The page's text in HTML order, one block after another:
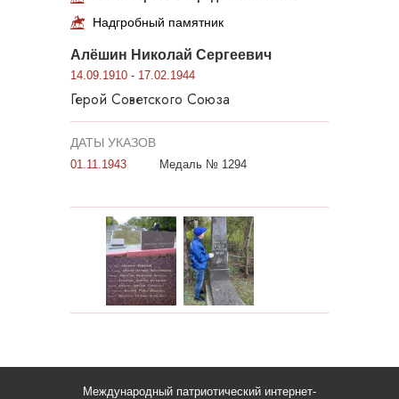
Надгробный памятник
Алёшин Николай Сергеевич
14.09.1910 - 17.02.1944
Герой Советского Союза
ДАТЫ УКАЗОВ
01.11.1943 Медаль № 1294
Международный патриотический интернет-